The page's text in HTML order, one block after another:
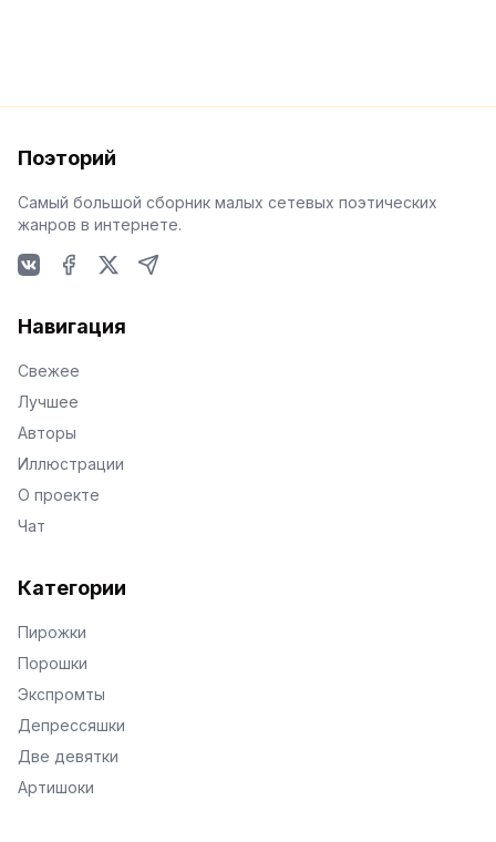
Поэторий
Самый большой сборник малых сетевых поэтических
жанров в интернете.
Навигация
Свежее
Лучшее
Авторы
Иллюстрации
О проекте
Чат
Категории
Пирожки
Порошки
Экспромты
Депрессяшки
Две девятки
Артишоки